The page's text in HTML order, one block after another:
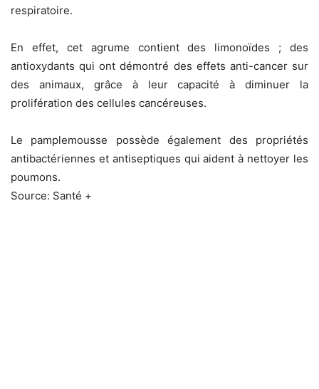
respiratoire.
En effet, cet agrume contient des limonoïdes ; des
antioxydants qui ont démontré des effets anti-cancer sur
des animaux, grâce à leur capacité à diminuer la
prolifération des cellules cancéreuses.
Le pamplemousse possède également des propriétés
antibactériennes et antiseptiques qui aident à nettoyer les
poumons.
Source: Santé +